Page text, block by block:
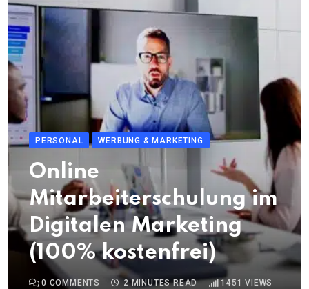
PERSONAL WERBUNG & MARKETING
Online
Mitarbeiterschulung im
Digitalen Marketing
(100% kostenfrei)
0 COMMENTS 2 MINUTES READ 1451 VIEWS